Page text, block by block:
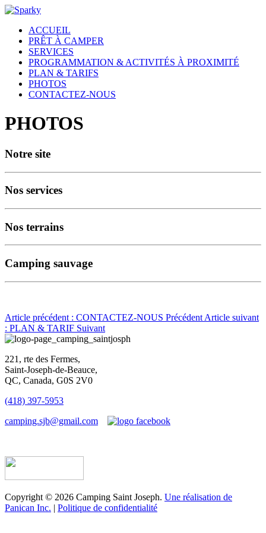
ACCUEIL
PRÊT À CAMPER
SERVICES
PROGRAMMATION & ACTIVITÉS À PROXIMITÉ
PLAN & TARIFS
PHOTOS
CONTACTEZ-NOUS
PHOTOS
Notre site
Nos services
Nos terrains
Camping sauvage
Article précédent : CONTACTEZ-NOUS Précédent Article suivant
: PLAN & TARIF Suivant
221, rte des Fermes,
Saint-Joseph-de-Beauce,
QC, Canada, G0S 2V0
(418) 397-5953
camping.sjb@gmail.com
Copyright © 2026 Camping Saint Joseph. Une réalisation de
Panican Inc. | Politique de confidentialité